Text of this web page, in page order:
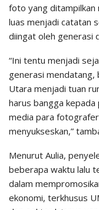
foto yang ditampilkan
luas menjadi catatan
diingat oleh generasi
“Ini tentu menjadi
generasi mendatang,
Utara menjadi tuan
harus bangga
media para
menyukseskan,”
Menurut Aulia,
beberapa waktu lalu
dalam
ekonomi, terkhusus